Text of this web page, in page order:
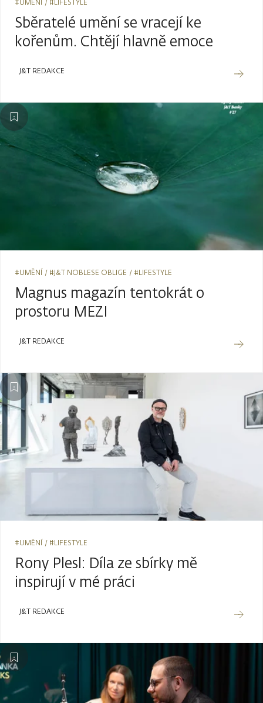
Sběratelé umění se vracejí ke
kořenům. Chtějí hlavně emoce
J&T REDAKCE
#UMĚNÍ #J&T NOBLESE OBLIGE #LIFESTYLE
Magnus magazín tentokrát o
prostoru MEZI
J&T REDAKCE
#UMĚNÍ #LIFESTYLE
Rony Plesl: Díla ze sbírky mě
inspirují v mé práci
J&T REDAKCE